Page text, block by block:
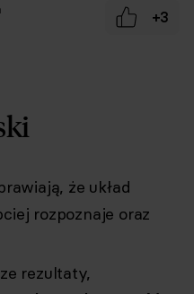
+3
że układ
rozpoznaje oraz
rezultaty,